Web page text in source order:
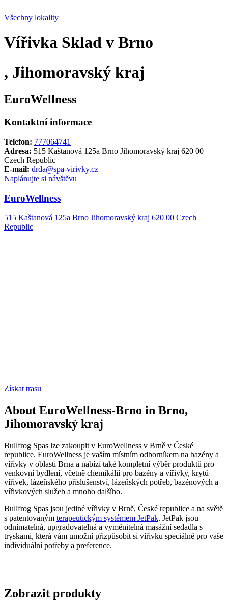
Všechny lokality
Vířivka Sklad v Brno
, Jihomoravský kraj
EuroWellness
Kontaktní informace
Telefon: 777064741
Adresa: 515 Kaštanová 125a Brno Jihomoravský kraj 620 00
Czech Republic
E-mail: drda@spa-virivky.cz
Naplánujte si návštěvu
EuroWellness
515 Kaštanová 125a Brno Jihomoravský kraj 620 00 Czech
Republic
Získat trasu
About EuroWellness-Brno in Brno,
Jihomoravský kraj
Bullfrog Spas lze zakoupit v EuroWellness v Brně v České
republice. EuroWellness je vaším místním odborníkem na bazény a
vířivky v oblasti Brna a nabízí také kompletní výběr produktů pro
venkovní bydlení, včetně chemikálií pro bazény a vířivky, krytů
vířivek, lázeňského příslušenství, lázeňských potřeb, bazénových a
vířivkových služeb a mnoho dalšího.
Bullfrog Spas jsou jediné vířivky v Brně, České republice a na světě
s patentovaným terapeutickým systémem JetPak. JetPak jsou
odnímatelná, upgradovatelná a vyměnitelná masážní sedadla s
tryskami, která vám umožní přizpůsobit si vířivku speciálně pro vaše
individuální potřeby a preference.
Zobrazit produkty